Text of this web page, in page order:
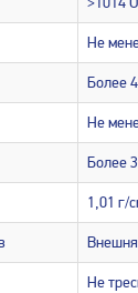
Не
Более
Не
Более
1,01 г/
Не